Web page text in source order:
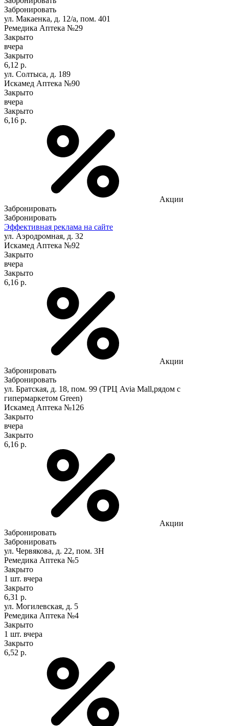
Забронировать
ул. Макаенка, д. 12/а, пом. 401
Ремедика Аптека №29
Закрыто
вчера
Закрыто
6,12 р.
ул. Солтыса, д. 189
Искамед Аптека №90
Закрыто
вчера
Закрыто
6,16 р.
Акции
Забронировать
Забронировать
Эффективная реклама на сайте
ул. Аэродромная, д. 32
Искамед Аптека №92
Закрыто
вчера
Закрыто
6,16 р.
Акции
Забронировать
Забронировать
ул. Братская, д. 18, пом. 99 (ТРЦ Avia Mall,рядом с
гипермаркетом Green)
Искамед Аптека №126
Закрыто
вчера
Закрыто
6,16 р.
Акции
Забронировать
Забронировать
ул. Червякова, д. 22, пом. 3Н
Ремедика Аптека №5
Закрыто
1 шт. вчера
Закрыто
6,31 р.
ул. Могилевская, д. 5
Ремедика Аптека №4
Закрыто
1 шт. вчера
Закрыто
6,52 р.